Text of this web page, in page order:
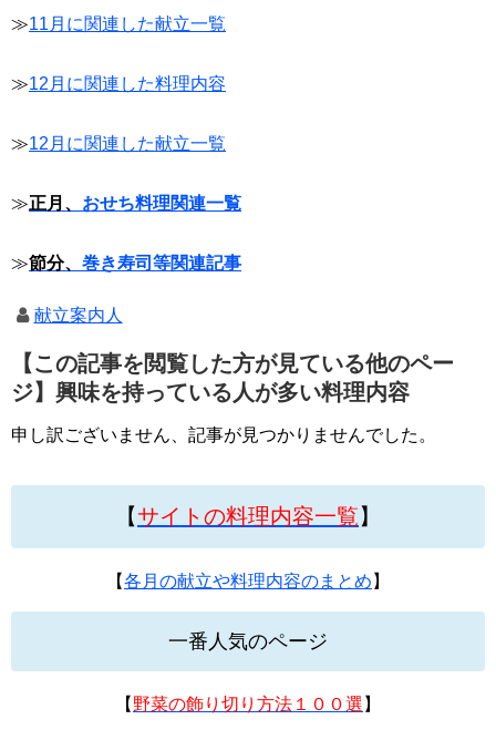
≫11月に関連した献立一覧
≫12月に関連した料理内容
≫12月に関連した献立一覧
≫正月、 おせち料理関連一覧
≫節分、 巻き寿司等関連記事
献立案内人
【この記事を閲覧した方が見ている他のペー
ジ】興味を持っている人が多い料理内容
申し訳ございません、記事が見つかりませんでした。
【サイトの料理内容一覧】
【各月の献立や料理内容のまとめ 】
一番人気のページ
【 野菜の飾り切り方法１００選 】